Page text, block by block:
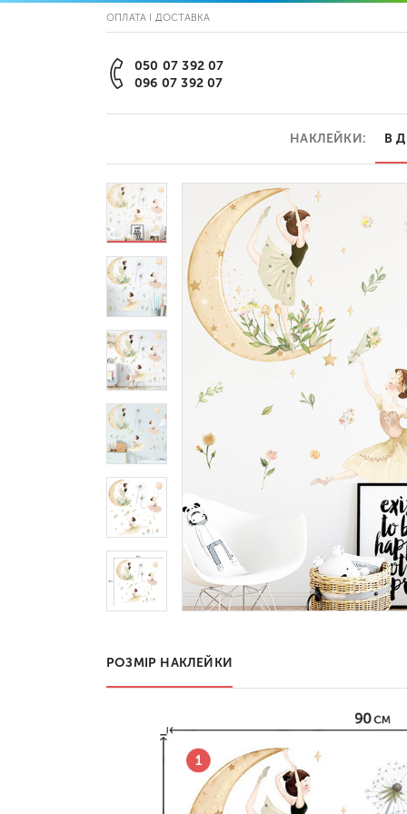
ОПЛАТА І ДОСТАВКА
050 07 392 07
096 07 392 07
НАКЛЕЙКИ: В
РОЗМІР НАКЛЕЙКИ